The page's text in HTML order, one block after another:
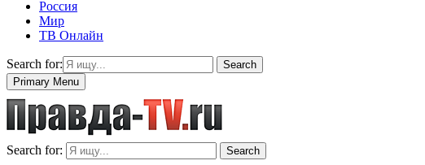
Россия
Мир
ТВ Онлайн
Search for:
Search
Primary Menu
Search for: Search